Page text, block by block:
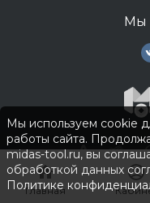
Главная
Главная
Мы
© 2026 ©
Мы используем cookie
работы сайта.
midas-tool.ru, вы
обработкой данных
Политике